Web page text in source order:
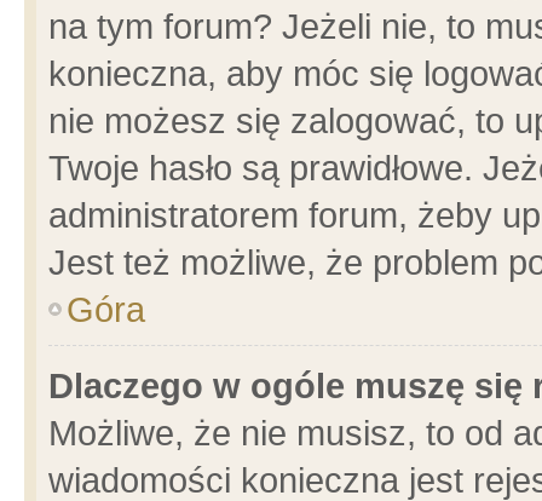
na tym forum? Jeżeli nie, to
konieczna, aby móc się
nie możesz się zalogować, to
Twoje hasło są prawidłowe.
administratorem forum, żeby
Jest też możliwe, że problem
Góra
Dlaczego w ogóle muszę się
Możliwe, że nie musisz, to od
wiadomości konieczna jest